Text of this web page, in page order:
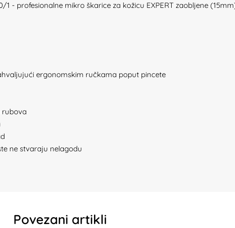
1 - profesionalne mikro škarice za kožicu EXPERT zaobljene
ergonomskim ručkama poput pincete
rubova
ne stvaraju nelagodu
Povezani artikli